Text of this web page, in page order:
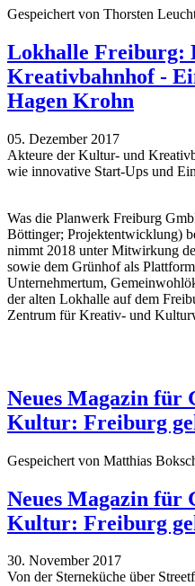
Gespeichert von Thorsten
Lokhalle Freiburg:
Kreativbahnhof -
Hagen Krohn
05. Dezember 2017
Akteure der Kultur- und
wie innovative Start-Ups und
Was die Planwerk Freiburg
Böttinger; Projektentwicklung)
nimmt 2018 unter Mitwirkung
sowie dem Grünhof als
Unternehmertum,
der alten Lokhalle auf dem
Zentrum für Kreativ- und
Neues Magazin für
Kultur: Freiburg
Gespeichert von Matthias
Neues Magazin für
Kultur: Freiburg
30. November 2017
Von der Sterneküche über